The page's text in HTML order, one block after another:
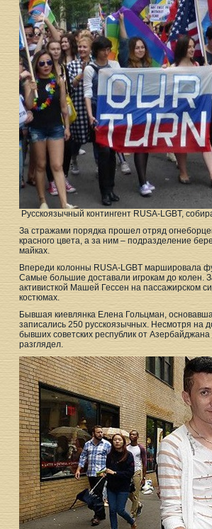
Русскоязычный контингент RUSA-LGBT,
За стражами порядка прошел отряд
красного цвета, а за ним – подразделение
майках.
Впереди колонны RUSA-LGBT маршировала
Самые большие доставали игрокам до колен.
активисткой Машей Гессен на пассажирском
костюмах.
Бывшая киевлянка Елена Гольцман,
записались 250 русскоязычных. Несмотря на
бывших советских республик от
разглядел.